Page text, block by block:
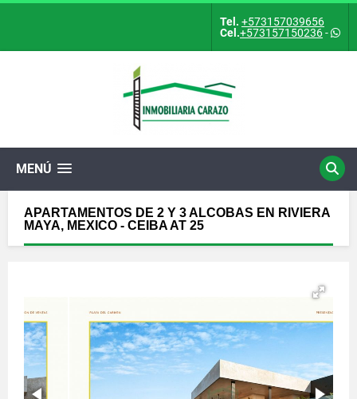
Tel. +573157039656
Cel.+573157150236-
MENÚ
APARTAMENTOS DE 2 Y 3 ALCOBAS EN RIVIERA
MAYA, MEXICO - CEIBA AT 25